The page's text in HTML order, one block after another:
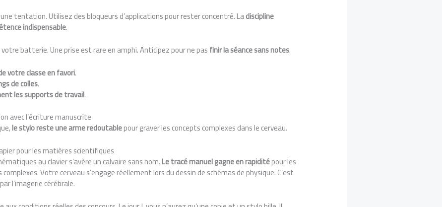
tentation. Utilisez des bloqueurs d’applications pour rester concentré. Ladiscipline
indispensable.
batterie. Une prise est rare en amphi. Anticipez pour ne pasfinir la séance sans notes.
votre classe en favori.
de colles.
les supports de travail.
avec l’écriture manuscrite
le stylo reste une arme redoutablepour graver les concepts complexes dans le cerveau.
pour les matières scientifiques
au clavier s’avère un calvaire sans nom.Le tracé manuel gagne en rapiditépour les
Votre cerveau s’engage réellement lors du dessin de schémas de physique. C’est
l’imagerie cérébrale.